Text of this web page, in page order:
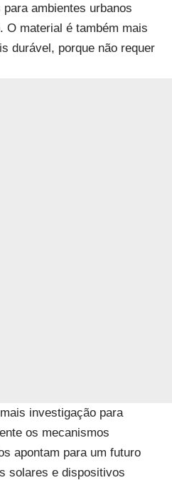
ambientes urbanos
O material é também mais
durável, porque não requer
investigação para
os mecanismos
apontam para um futuro
solares e dispositivos